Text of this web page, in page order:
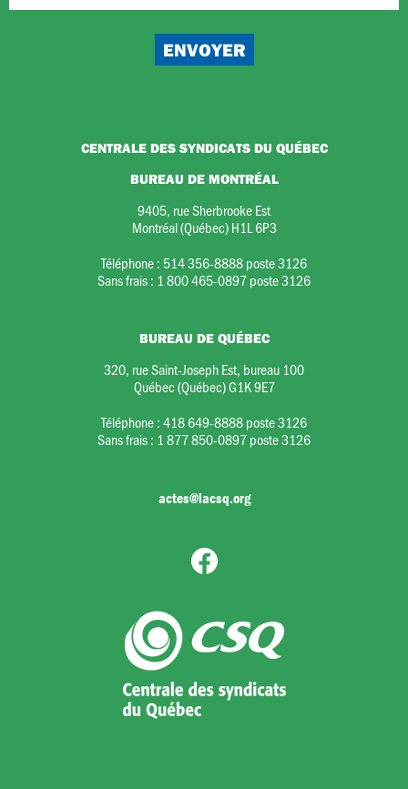
CENTRALE DES SYNDICATS DU QUÉBEC
BUREAU DE MONTRÉAL
9405, rue Sherbrooke Est
Montréal (Québec) H1L 6P3
Téléphone : 514 356-8888 poste 3126
Sans frais : 1 800 465-0897 poste 3126
BUREAU DE QUÉBEC
320, rue Saint-Joseph Est, bureau 100
Québec (Québec) G1K 9E7
Téléphone :418 649-8888 poste 3126
Sans frais : 1 877 850-0897 poste 3126
actes@lacsq.org